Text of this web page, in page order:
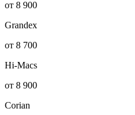
от 8 900
Grandex
от 8 700
Hi-Macs
от 8 900
Corian